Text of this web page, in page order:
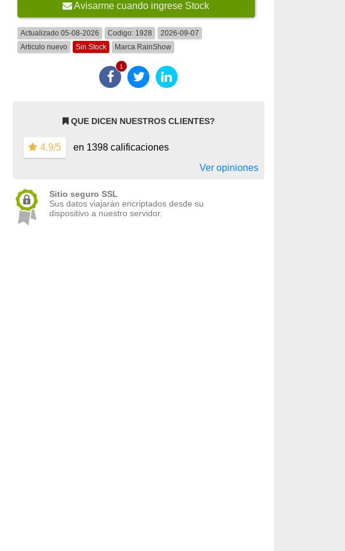
Avisarme cuando ingrese Stock
Actualizado 05-08-2026 Codigo: 1928
2026-09-07
Articulo nuevo
Sin Stock Marca RainShow
1
QUE DICEN NUESTROS CLIENTES?
4.9/5
en 1398 calificaciones
Ver opiniones
Sitio seguro SSL
Sus datos viajarán encriptados desde su
dispositivo a nuestro servidor.